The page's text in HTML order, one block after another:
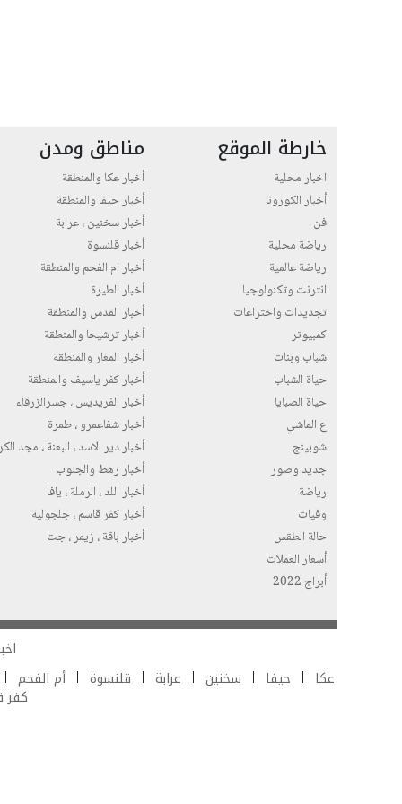
خارطة الموقع
اخبار محلية
أخبار الكورونا
فن
رياضة محلية
رياضة عالمية
انترنت وتكنولوجيا
تجديدات واختراعات
كمبيوتر
شباب وبنات
حياة الشباب
حياة الصبايا
ع الماشي
شوبينج
جديد وصور
رياضة
وفيات
حالة الطقس
أسعار العملات
أبراج 2022
مناطق ومدن
أخبار عكا والمنطقة
أخبار حيفا والمنطقة
أخبار سخنين ، عرابة
أخبار قلنسوة
أخبار ام الفحم والمنطقة
أخبار الطيرة
أخبار القدس والمنطقة
أخبار ترشيحا والمنطقة
أخبار المغار والمنطقة
أخبار كفر ياسيف والمنطقة
أخبار الفريديس ، جسرالزرقاء
أخبار شفاعمرو ، طمرة
أخبار دير الاسد ، البعنة ، مجد
أخبار رهط والجنوب
أخبار اللد ، الرملة ، يافا
أخبار كفر قاسم ، جلجولية
أخبار باقة ، زيمر ، جت
عكا
حيفا سخنين عرابة قلنسوة أم الفحم
كفر